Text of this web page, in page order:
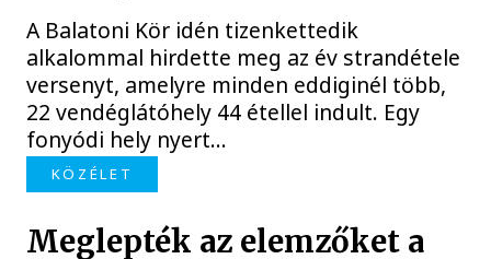
A Balatoni Kör idén tizenkettedik
alkalommal hirdette meg az év strandétele
versenyt, amelyre minden eddiginél több,
22 vendéglátóhely 44 étellel indult. Egy
fonyódi hely nyert...
KÖZÉLET
Meglepték az elemzőket a